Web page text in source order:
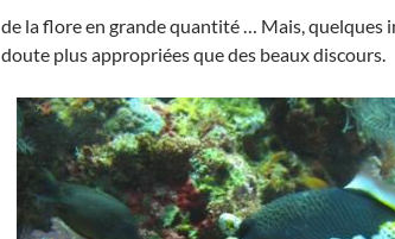
de la flore en grande quantité … Mais, quelques
doute plus appropriées que des beaux discours.